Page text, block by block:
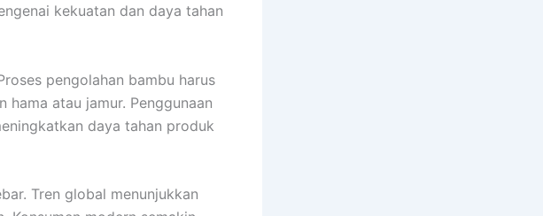
kekuatan dan daya tahan
pengolahan bambu harus
atau jamur. Penggunaan
daya tahan produk
Tren global menunjukkan